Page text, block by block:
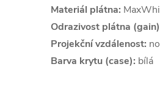
Materiál plátna:
Odrazivost plátna
Projekční vzdálenost:
Barva krytu (case): bílá